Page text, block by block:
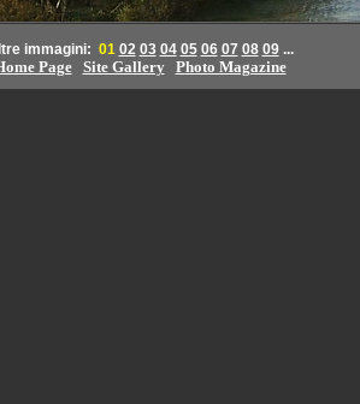
immagini: 01 02 03 04 05 06 07 08 09...
Page Site Gallery Photo Magazine